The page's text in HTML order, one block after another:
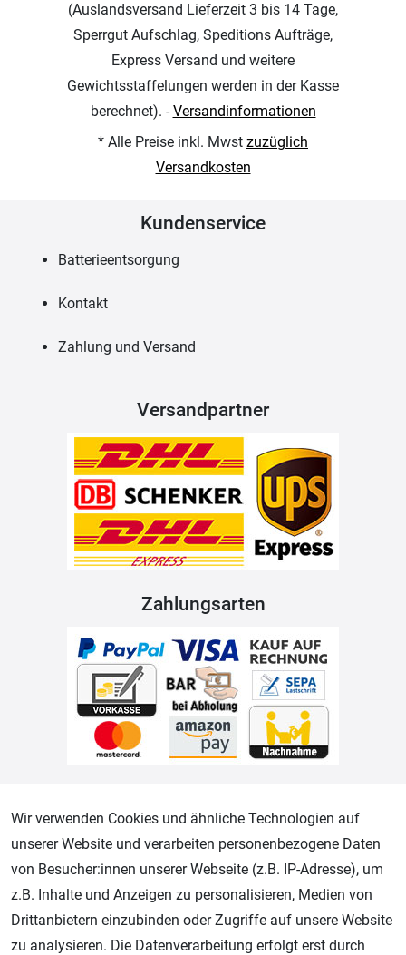
(Auslandsversand Lieferzeit 3 bis 14 Tage,
Sperrgut Aufschlag, Speditions Aufträge,
Express Versand und weitere
Gewichtsstaffelungen werden in der Kasse
berechnet). -Versandinformationen
* Alle Preise inkl. Mwst zuzüglich
Versandkosten
Kundenservice
Batterieentsorgung
Kontakt
Zahlung und Versand
Versandpartner
Zahlungsarten
Wir verwenden Cookies und ähnliche Technologien auf
unserer Website und verarbeiten personenbezogene Daten
von Besucher:innen unserer Webseite (z.B. IP-Adresse), um
z.B. Inhalte und Anzeigen zu personalisieren, Medien von
Drittanbietern einzubinden oder Zugriffe auf unsere Website
zu analysieren. Die Datenverarbeitung erfolgt erst durch